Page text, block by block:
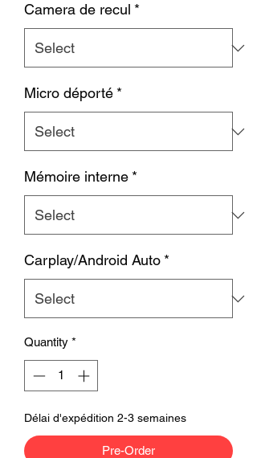
Camera de recul *
Micro déporté *
Mémoire interne *
Carplay/Android Auto *
Quantity *
Délai d'expédition 2-3 semaines
Pre-Order